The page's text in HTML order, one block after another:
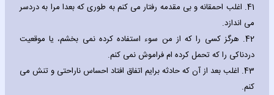
41. اغلب احمقانه و بی مقدمه رفتار می کنم به طوری که بعدا مرا به دردسر
می اندازد.
42. هرگز کسی را که از من سوء استفاده کرده نمی بخشم، یا موقعیت
دردناکی را که تحمل کرده ام فراموش نمی کنم.
43. اغلب بعد از آن که حادثه برایم اتفاق افتاد احساس ناراحتی و تنش می
کنم.